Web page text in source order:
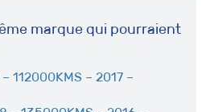
marque qui pourraient
112000KMS – 2017 –